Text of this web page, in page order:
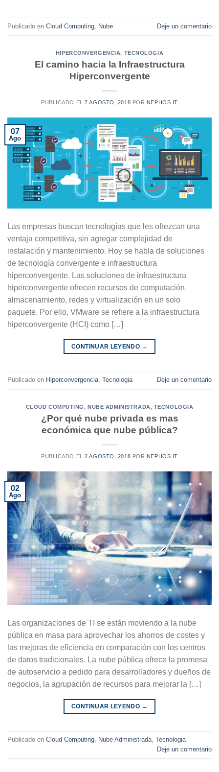
Publicado en Cloud Computing Nube Deje un comentario
HIPERCONVERGENCIA, TECNOLOGIA
El camino hacia la Infraestructura
Hiperconvergente
PUBLICADO EL7 AGOSTO, 2018 POR NEPHOS IT
07
Ago
Las empresas buscan tecnologías que les ofrezcan una
ventaja competitiva, sin agregar complejidad de
instalación y mantenimiento. Hoy se habla de soluciones
de tecnología convergente e infraestructura
hiperconvergente. Las soluciones de infraestructura
hiperconvergente ofrecen recursos de computación,
almacenamiento, redes y virtualización en un solo
paquete. Por ello, VMware se refiere a la infraestructura
hiperconvergente (HCI) como […]
CONTINUAR LEYENDO →
Publicado en Hiperconvergencia, Tecnologia Deje un comentario
CLOUD COMPUTING,NUBE ADMINISTRADA, TECNOLOGIA
¿Por qué nube privada es mas
económica que nube pública?
PUBLICADO EL2 AGOSTO, 2018 POR NEPHOS IT
02
Ago
Las organizaciones de TI se están moviendo a la nube
pública en masa para aprovechar los ahorros de costes y
las mejoras de eficiencia en comparación con los centros
de datos tradicionales. La nube pública ofrece la promesa
de autoservicio a pedido para desarrolladores y dueños de
negocios, la agrupación de recursos para mejorar la […]
CONTINUAR LEYENDO →
Publicado en Cloud Computing, Nube Administrada, Tecnologia
Deje un comentario